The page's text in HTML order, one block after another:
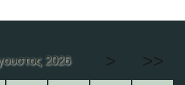
2026 > >>